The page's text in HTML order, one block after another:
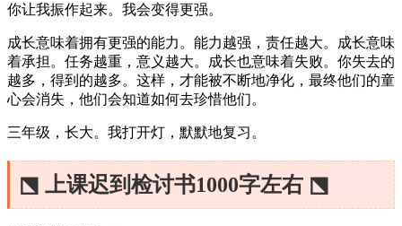
你让我振作起来。我会变得更强。
成长意味着拥有更强的能力。能力越强，责任越大。成长意味
着承担。任务越重，意义越大。成长也意味着失败。你失去的
越多，得到的越多。这样，才能被不断地净化，最终他们的童
心会消失，他们会知道如何去珍惜他们。
三年级，长大。我打开灯，默默地复习。
⬔ 上课迟到检讨书1000字左右 ⬔